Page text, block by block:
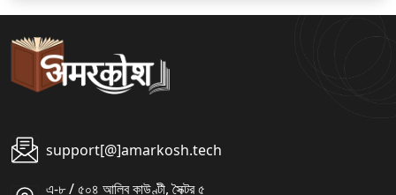
support[@]amarkosh.tech
এ-৮ / ৫০৪ আলিব কাউণ্টী, সৈক্টর ৫